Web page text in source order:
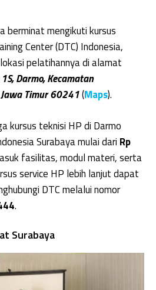
berminat mengikuti kursus
Center (DTC) Indonesia,
pelatihannya di alamat
Darmo, Kecamatan
Timur 60241(Maps).
kursus teknisi HP di Darmo
Surabaya mulai dari Rp
fasilitas, modul materi, serta
service HP lebih lanjut dapat
DTC melalui nomor
.
Surabaya